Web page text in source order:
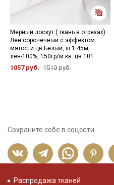
Мерный лоскут ( ткань в отрезах)
Лен сорочечный с эффектом
мятости цв.Белый, ш.1.45м,
лен-100%, 150гр/м.кв. цв.101
1057 руб. 1510 руб.
Сохраните себе в соцсети
Распродажа тканей